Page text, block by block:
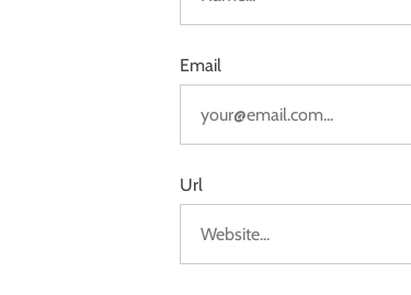
Email
Url